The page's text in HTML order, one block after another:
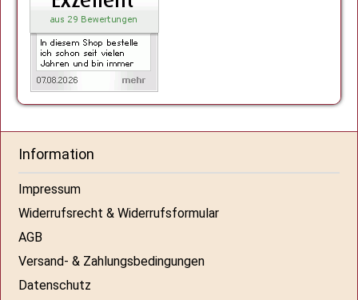
Information
Impressum
Widerrufsrecht & Widerrufsformular
AGB
Versand- & Zahlungsbedingungen
Datenschutz